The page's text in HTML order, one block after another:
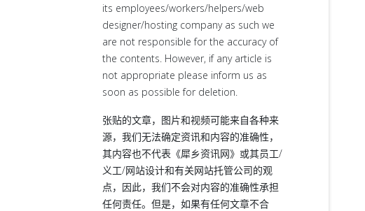
its employees/workers/helpers/web
designer/hosting company as such we
are not responsible for the accuracy of
the contents. However, if any article is
not appropriate please inform us as
soon as possible for deletion.
张贴的文章，图片和视频可能来自各种来
源，我们无法确定资讯和内容的准确性，
其内容也不代表《犀乡资讯网》或其员工/
义工/网站设计和有关网站托管公司的观
点，因此，我们不会对内容的准确性承担
任何责任。但是，如果有任何文章不合